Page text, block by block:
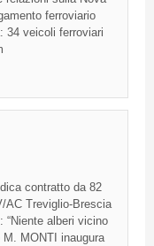
ferroviario
34 veicoli ferroviari
contratto da 82
AC Treviglio-Brescia
alberi vicino
MONTI inaugura